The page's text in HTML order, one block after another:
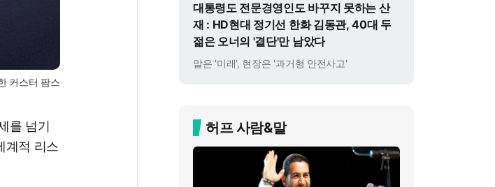
커스터 팜스
를 넘기
계적 리스
대통령도 전문경영인도 바꾸지 못하는 산
재 : HD현대 정기선 한화 김동관, 40대 두
젊은 오너의 '결단'만 남았다
말은 '미래', 현장은 '과거형 안전사고'
허프 사람&말